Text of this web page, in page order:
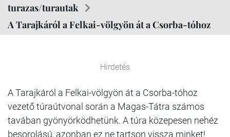
turazas/turautak
A Tarajkáról a Felkai-völgyön át a Csorba-tóhoz
Hirdetés
A Tarajkáról a Felkai-völgyön át a Csorba-tóhoz
vezető túraútvonal során a Magas-Tátra számos
tavában gyönyörködhetünk. A túra közepesen nehéz
besorolású, azonban ez ne tartson vissza minket!